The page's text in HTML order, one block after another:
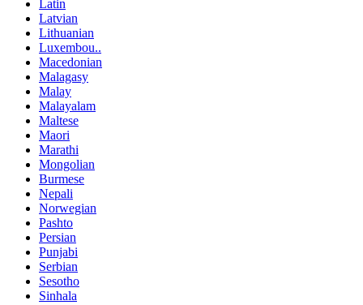
Latin
Latvian
Lithuanian
Luxembou..
Macedonian
Malagasy
Malay
Malayalam
Maltese
Maori
Marathi
Mongolian
Burmese
Nepali
Norwegian
Pashto
Persian
Punjabi
Serbian
Sesotho
Sinhala